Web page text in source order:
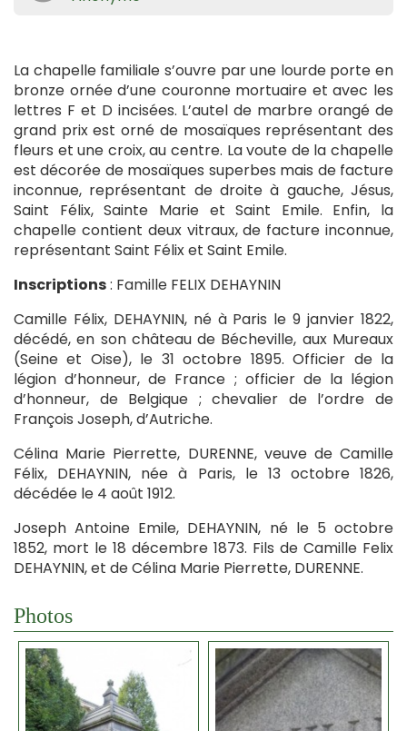
La chapelle familiale s’ouvre par une lourde porte en
bronze ornée d’une couronne mortuaire et avec les
lettres F et D incisées. L’autel de marbre orangé de
grand prix est orné de mosaïques représentant des
fleurs et une croix, au centre. La voute de la chapelle
est décorée de mosaïques superbes mais de facture
inconnue, représentant de droite à gauche, Jésus,
Saint Félix, Sainte Marie et Saint Emile. Enfin, la
chapelle contient deux vitraux, de facture inconnue,
représentant Saint Félix et Saint Emile.
Inscriptions: Famille FELIX DEHAYNIN
Camille Félix, DEHAYNIN, né à Paris le 9 janvier 1822,
décédé, en son château de Bécheville, aux Mureaux
(Seine et Oise), le 31 octobre 1895. Officier de la
légion d’honneur, de France ; officier de la légion
d’honneur, de Belgique ; chevalier de l’ordre de
François Joseph, d’Autriche.
Célina Marie Pierrette, DURENNE, veuve de Camille
Félix, DEHAYNIN, née à Paris, le 13 octobre 1826,
décédée le 4 août 1912.
Joseph Antoine Emile, DEHAYNIN, né le 5 octobre
1852, mort le 18 décembre 1873. Fils de Camille Felix
DEHAYNIN, et de Célina Marie Pierrette, DURENNE.
Photos